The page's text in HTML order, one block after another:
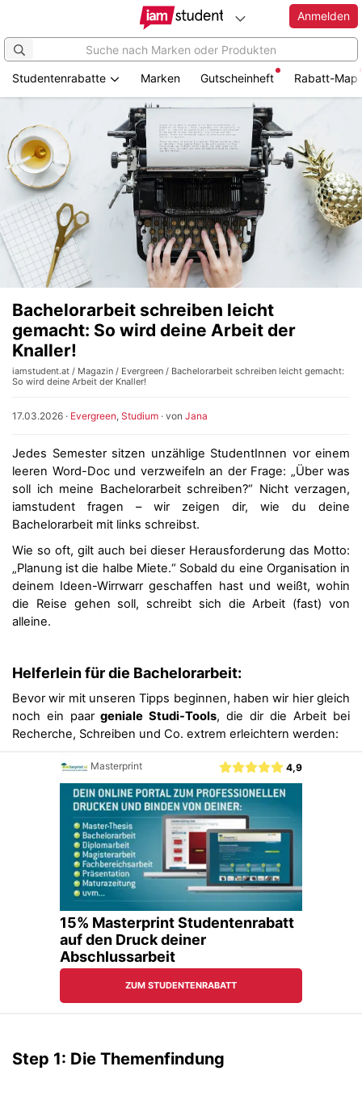
Anmelden
Studentenrabatte Marken Gutscheinheft Rabatt-Map
Bachelorarbeit schreiben leicht
gemacht: So wird deine Arbeit der
Knaller!
iamstudent.at / Magazin / Evergreen / Bachelorarbeit schreiben leicht gemacht:
So wird deine Arbeit der Knaller!
17.03.2026 · Evergreen, Studium · von Jana
Jedes Semester sitzen unzählige StudentInnen vor einem
leeren Word-Doc und verzweifeln an der Frage: „Über was
soll ich meine Bachelorarbeit schreiben?“ Nicht verzagen,
iamstudent fragen – wir zeigen dir, wie du deine
Bachelorarbeit mit links schreibst.
Wie so oft, gilt auch bei dieser Herausforderung das Motto:
„Planung ist die halbe Miete.“ Sobald du eine Organisation in
deinem Ideen-Wirrwarr geschaffen hast und weißt, wohin
die Reise gehen soll, schreibt sich die Arbeit (fast) von
alleine.
Helferlein für die Bachelorarbeit:
Bevor wir mit unseren Tipps beginnen, haben wir hier gleich
noch ein paargeniale Studi-Tools, die dir die Arbeit bei
Recherche, Schreiben und Co. extrem erleichtern werden:
Step 1: Die Themenfindung